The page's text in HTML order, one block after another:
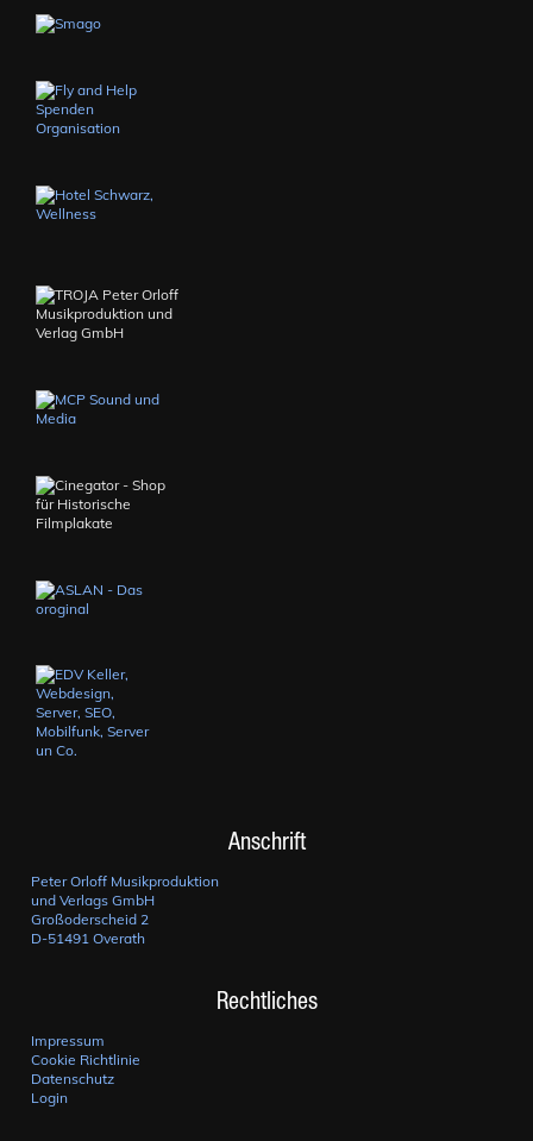
Anschrift
Peter Orloff Musikproduktion
und Verlags GmbH
Großoderscheid 2
D-51491 Overath
Rechtliches
Impressum
Cookie Richtlinie
Datenschutz
Login